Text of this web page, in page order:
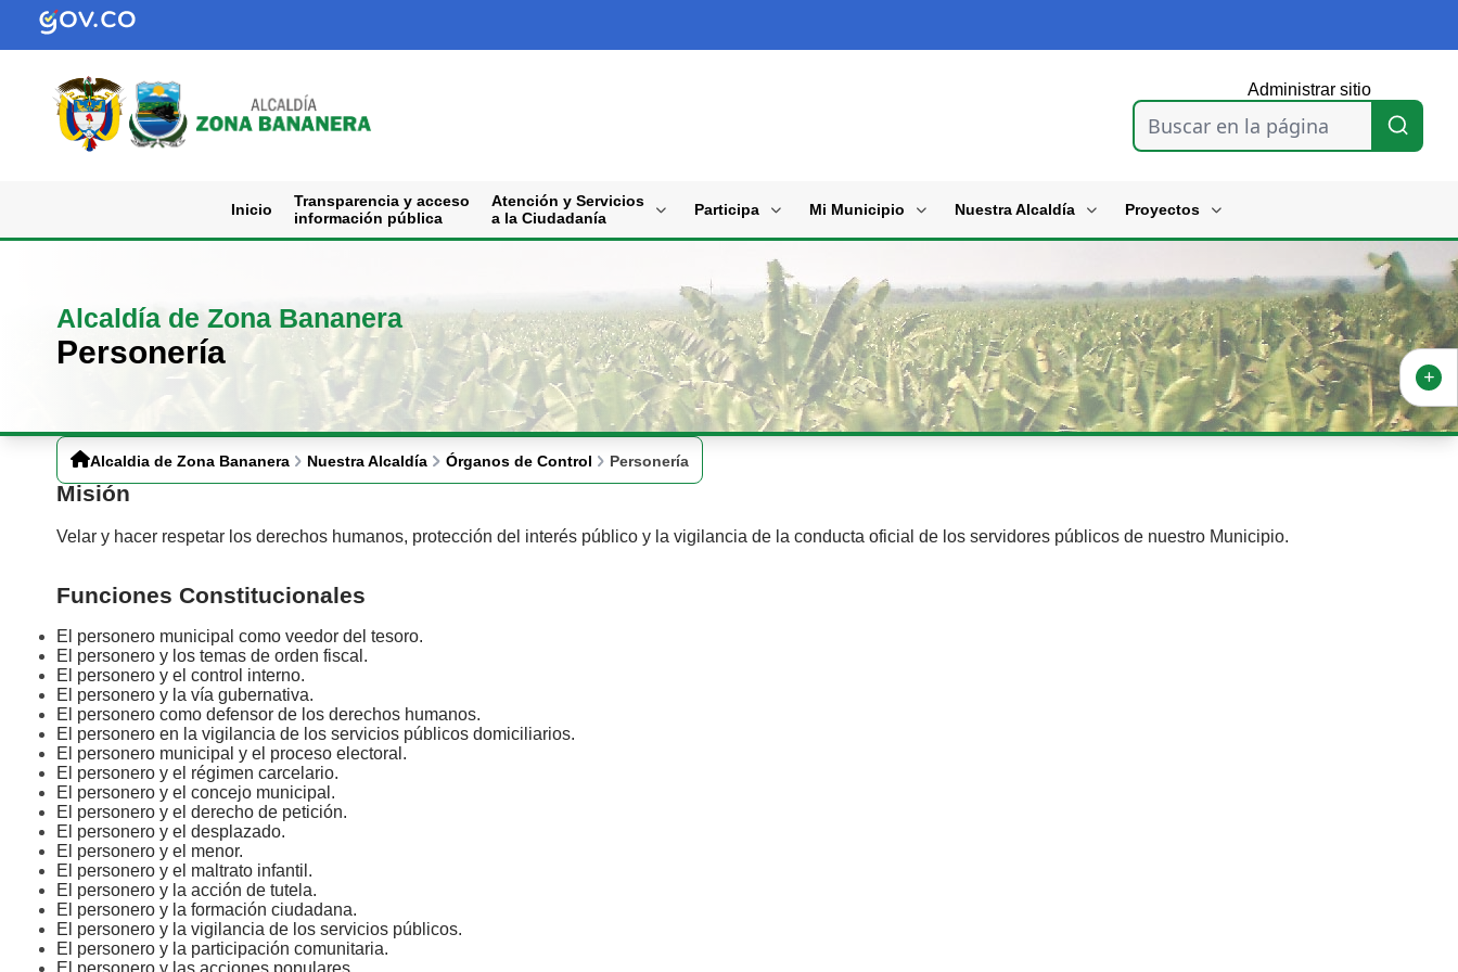
Administrar sitio
Buscar en la página
Inicio
Transparencia y acceso
información pública
Atención y Servicios
a la Ciudadanía
Participa Mi Municipio Nuestra Alcaldía Proyectos
Alcaldía de Zona Bananera
Personería
Alcaldia de Zona Bananera Nuestra Alcaldía Órganos de Control Personería
Misión
Velar y hacer respetar los derechos humanos, protección del interés público y la vigilancia de la conducta oficial de los servid​ores públicos de nuestro Municipio.
Funciones Constitucionales
El personero municipal como veedor del tesoro.
El personero y los temas de orden fiscal.
El personero y el control interno.
El personero y la vía gubernativa.
El personero como defensor de los derechos humanos.
El personero en la vigilancia de los servicios públicos domiciliarios.
El personero municipal y el proceso electoral.
El personero y el régimen carcelario.
El personero y el concejo municipal.
El personero y el derecho de petición.
El personero y el desplazado.
El personero y el menor.
El personero y el maltrato infantil.
El personero y la acción de tutela.
El personero y la formación ciudadana.
El personero y la vigilancia de los servicios públicos.
El personero y la participación comunitaria.